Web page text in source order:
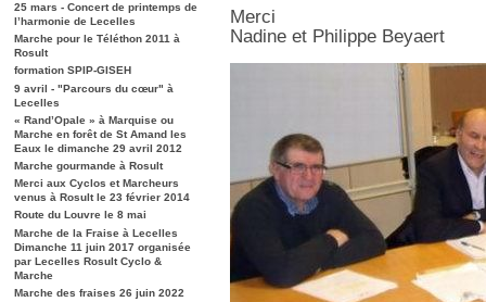
25 mars - Concert de printemps de
l’harmonie de Lecelles
Marche pour le Téléthon 2011 à
Rosult
formation SPIP-GISEH
9 avril - "Parcours du cœur" à
Lecelles
« Rand’Opale » à Marquise ou
Marche en forêt de St Amand les
Eaux le dimanche 29 avril 2012
Marche gourmande à Rosult
Merci aux Cyclos et Marcheurs
venus à Rosult le 23 février 2014
Route du Louvre le 8 mai
Marche de la Fraise à Lecelles
Dimanche 11 juin 2017 organisée
par Lecelles Rosult Cyclo &
Marche
Marche des fraises 26 juin 2022
Merci
Nadine et Philippe Beyaert